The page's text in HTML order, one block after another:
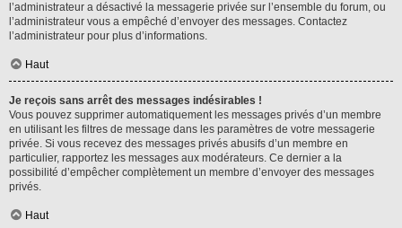
l’administrateur a désactivé la messagerie privée sur l’ensemble du forum, ou
l’administrateur vous a empêché d’envoyer des messages. Contactez
l’administrateur pour plus d’informations.
Haut
Je reçois sans arrêt des messages indésirables !
Vous pouvez supprimer automatiquement les messages privés d’un membre
en utilisant les filtres de message dans les paramètres de votre messagerie
privée. Si vous recevez des messages privés abusifs d’un membre en
particulier, rapportez les messages aux modérateurs. Ce dernier a la
possibilité d’empêcher complètement un membre d’envoyer des messages
privés.
Haut